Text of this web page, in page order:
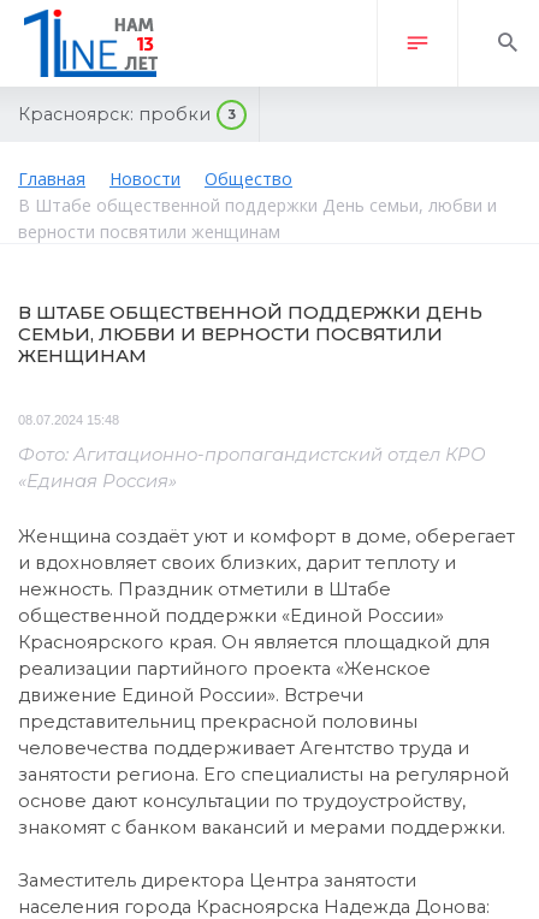
Красноярск: пробки 3
Главная Новости
Общество
В Штабе общественной поддержки День семьи, любви и
верности посвятили женщинам
В ШТАБЕ ОБЩЕСТВЕННОЙ ПОДДЕРЖКИ ДЕНЬ
СЕМЬИ, ЛЮБВИ И ВЕРНОСТИ ПОСВЯТИЛИ
ЖЕНЩИНАМ
08.07.2024 15:48
Фото: Агитационно-пропагандистский отдел КРО
«Единая Россия»
Женщина создаёт уют и комфорт в доме, оберегает
и вдохновляет своих близких, дарит теплоту и
нежность. Праздник отметили в Штабе
общественной поддержки «Единой России»
Красноярского края. Он является площадкой для
реализации партийного проекта «Женское
движение Единой России». Встречи
представительниц прекрасной половины
человечества поддерживает Агентство труда и
занятости региона. Его специалисты на регулярной
основе дают консультации по трудоустройству,
знакомят с банком вакансий и мерами поддержки.
Заместитель директора Центра занятости
населения города Красноярска Надежда Донова: